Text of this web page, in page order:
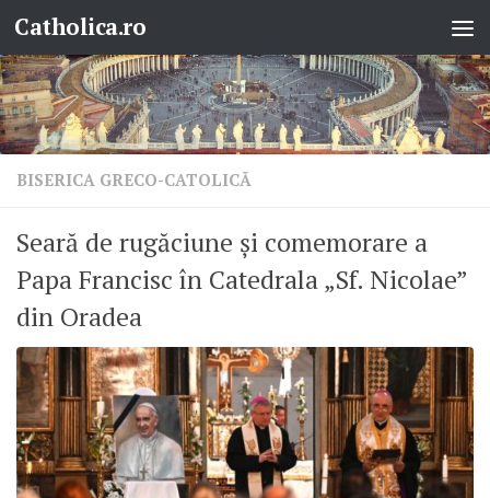
Skip to content
Catholica.ro
BISERICA GRECO-CATOLICĂ
Seară de rugăciune și comemorare a
Papa Francisc în Catedrala „Sf. Nicolae”
din Oradea